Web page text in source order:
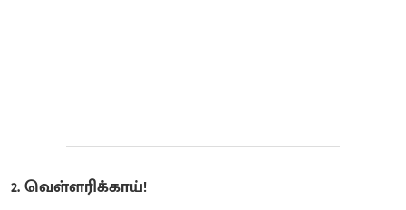
2. வெள்ளரிக்காய்!